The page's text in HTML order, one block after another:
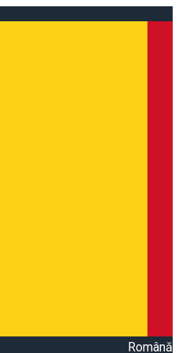
Română